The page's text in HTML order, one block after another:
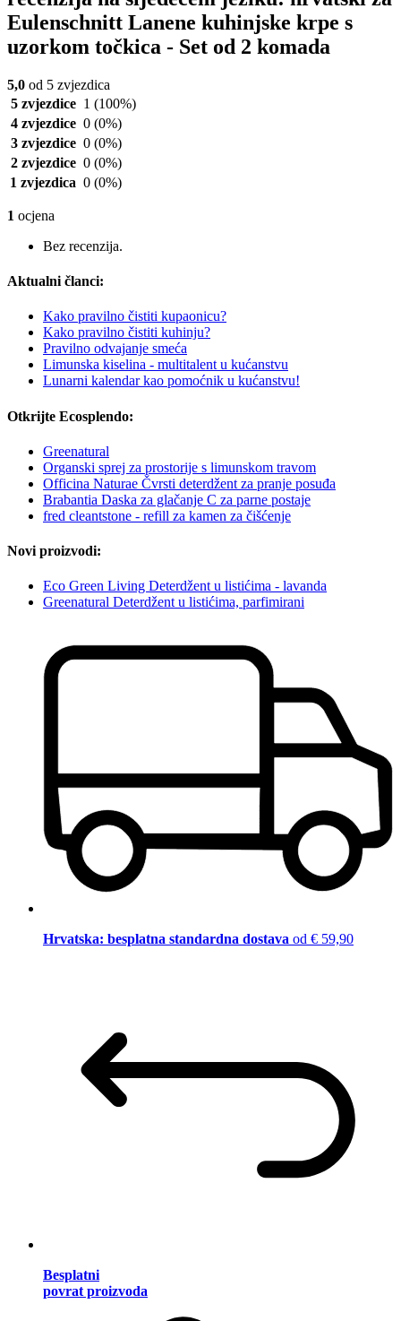
Eulenschnitt Lanene kuhinjske krpe s
uzorkom točkica - Set od 2 komada
5,0 od 5 zvjezdica
5 zvjezdice 1 (100%)
4 zvjezdice 0 (0%)
3 zvjezdice 0 (0%)
2 zvjezdice 0 (0%)
1 zvjezdica 0 (0%)
1 ocjena
Bez recenzija.
Aktualni članci:
Kako pravilno čistiti kupaonicu?
Kako pravilno čistiti kuhinju?
Pravilno odvajanje smeća
Limunska kiselina - multitalent u kućanstvu
Lunarni kalendar kao pomoćnik u kućanstvu!
Otkrijte Ecosplendo:
Greenatural
Organski sprej za prostorije s limunskom travom
Officina Naturae Čvrsti deterdžent za pranje posuđa
Brabantia Daska za glačanje C za parne postaje
fred cleantstone - refill za kamen za čišćenje
Novi proizvodi:
Eco Green Living Deterdžent u listićima - lavanda
Greenatural Deterdžent u listićima, parfimirani
Hrvatska: besplatna standardna dostava od € 59,90
Besplatni
povrat proizvoda